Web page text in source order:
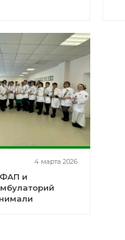
4 марта 2026
и